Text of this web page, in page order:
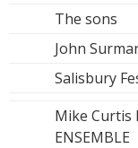
The sons
John
Salisbury
Mike Curtis
ENSEMBLE